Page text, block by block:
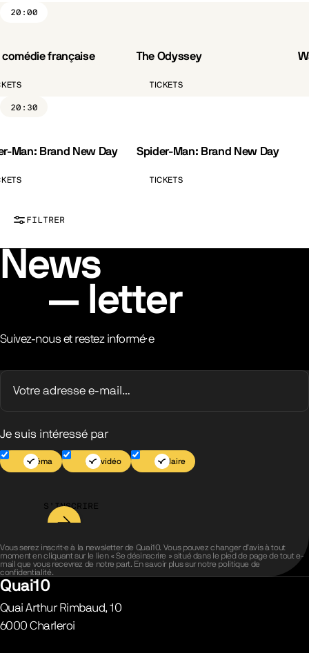
FILTRER
20:00
comédie française The Odyssey
VO.ST.FR
TICKETS
20:30
Man: Brand New Day Spider-Man: Brand New Day
VO.ST.FR
TICKETS
News
letter
Suivez-nous et restez informé·e
Je suis intéressé par
Cinéma Jeu vidéo Scolaire
S’INSCRIRE
Vous serez inscrit·e à la newsletter de Quai10. Vous pouvez changer d’avis à tout
moment en cliquant sur le lien « Se désinscrire » situé dans le pied de page de tout e-
mail que vous recevrez de notre part. En savoir plus sur notre politique de
confidentialité.
Quai10
Quai Arthur Rimbaud, 10
6000 Charleroi